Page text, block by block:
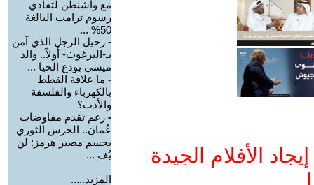
الأفلام الجيدة
مع واشنطن لتفادي
رسوم ترامب البالغة
50% ...
- رحيل الرجل الذي آمن
بـ-البرغوث- أولاً.. والد
ميسي يودع الحيا ...
- ما علاقة القطط
بالكهرباء والفلسفة
والأدب؟
- رغم تقدم مفاوضات
عُمان.. الحرس الثوري
يحسم مصير هرمز: لن
يُف ...
المزيد.....